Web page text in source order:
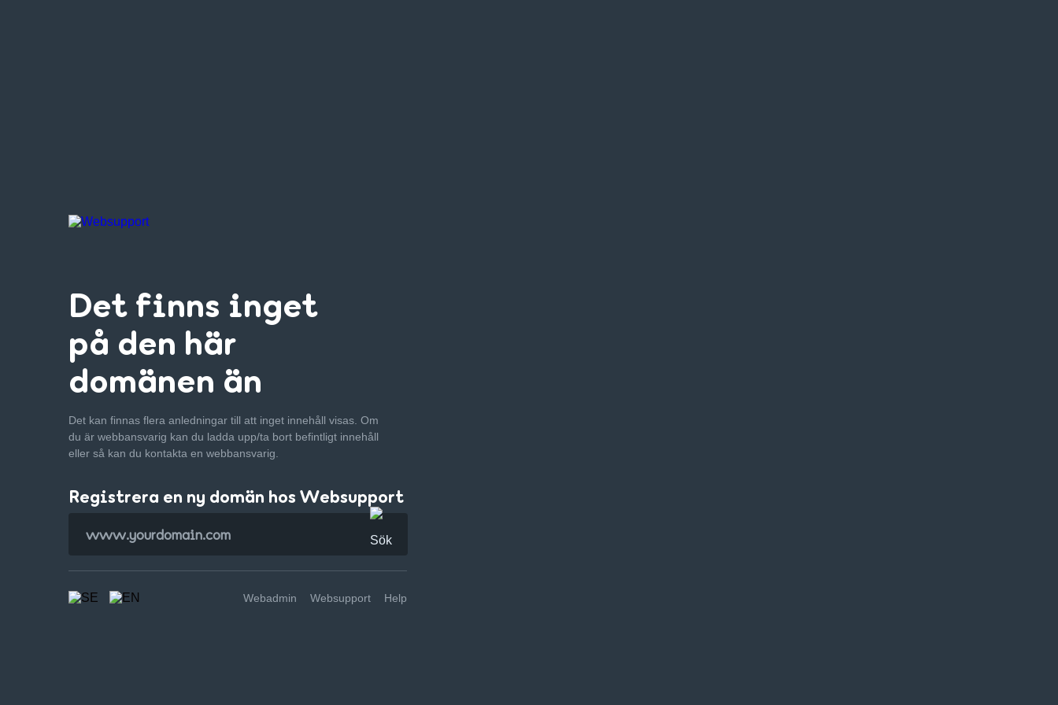
Det finns inget
på den här
domänen än
Det kan finnas flera anledningar till att inget innehåll visas. Om
du är webbansvarig kan du ladda upp/ta bort befintligt innehåll
eller så kan du kontakta en webbansvarig.
Registrera en ny domän hos Websupport
Webadmin Websupport Help